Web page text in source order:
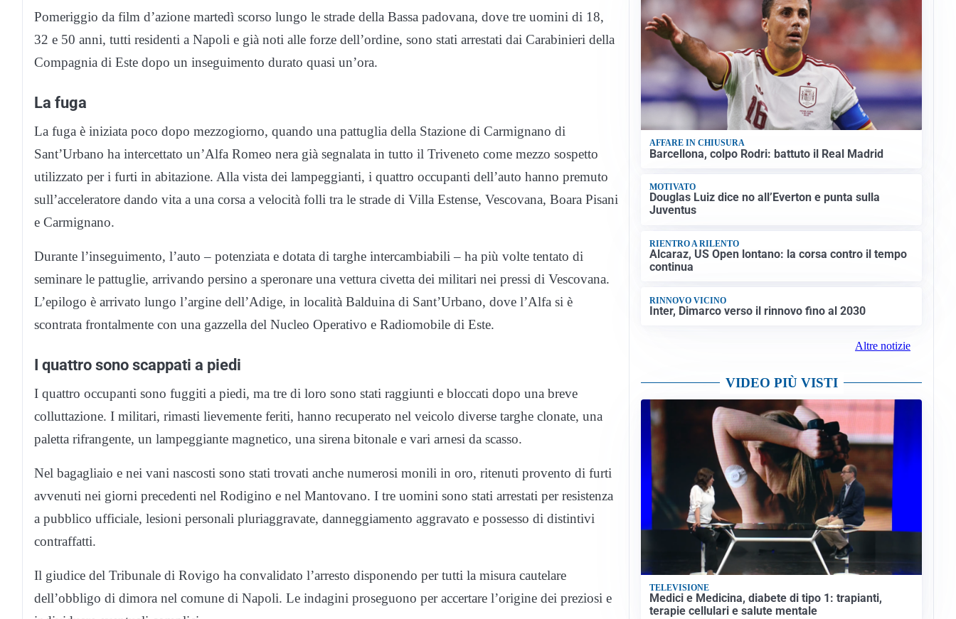
Pomeriggio da film d’azione martedì scorso lungo le strade della Bassa padovana, dove tre uomini di 18,
32 e 50 anni, tutti residenti a Napoli e già noti alle forze dell’ordine, sono stati arrestati dai Carabinieri della
Compagnia di Este dopo un inseguimento durato quasi un’ora.
La fuga
La fuga è iniziata poco dopo mezzogiorno, quando una pattuglia della Stazione di Carmignano di
Sant’Urbano ha intercettato un’Alfa Romeo nera già segnalata in tutto il Triveneto come mezzo sospetto
utilizzato per i furti in abitazione. Alla vista dei lampeggianti, i quattro occupanti dell’auto hanno premuto
sull’acceleratore dando vita a una corsa a velocità folli tra le strade di Villa Estense, Vescovana, Boara Pisani
e Carmignano.
Durante l’inseguimento, l’auto – potenziata e dotata di targhe intercambiabili – ha più volte tentato di
seminare le pattuglie, arrivando persino a speronare una vettura civetta dei militari nei pressi di Vescovana.
L’epilogo è arrivato lungo l’argine dell’Adige, in località Balduina di Sant’Urbano, dove l’Alfa si è
scontrata frontalmente con una gazzella del Nucleo Operativo e Radiomobile di Este.
I quattro sono scappati a piedi
I quattro occupanti sono fuggiti a piedi, ma tre di loro sono stati raggiunti e bloccati dopo una breve
colluttazione. I militari, rimasti lievemente feriti, hanno recuperato nel veicolo diverse targhe clonate, una
paletta rifrangente, un lampeggiante magnetico, una sirena bitonale e vari arnesi da scasso.
Nel bagagliaio e nei vani nascosti sono stati trovati anche numerosi monili in oro, ritenuti provento di furti
avvenuti nei giorni precedenti nel Rodigino e nel Mantovano. I tre uomini sono stati arrestati per resistenza
a pubblico ufficiale, lesioni personali pluriaggravate, danneggiamento aggravato e possesso di distintivi
contraffatti.
Il giudice del Tribunale di Rovigo ha convalidato l’arresto disponendo per tutti la misura cautelare
dell’obbligo di dimora nel comune di Napoli. Le indagini proseguono per accertare l’origine dei preziosi e
AFFARE IN CHIUSURA
Barcellona, colpo Rodri: battuto il Real Madrid
MOTIVATO
Douglas Luiz dice no all’Everton e punta sulla
Juventus
RIENTRO A RILENTO
Alcaraz, US Open lontano: la corsa contro il tempo
continua
RINNOVO VICINO
Inter, Dimarco verso il rinnovo fino al 2030
Altre notizie
VIDEO PIÙ VISTI
TELEVISIONE
Medici e Medicina, diabete di tipo 1: trapianti,
terapie cellulari e salute mentale